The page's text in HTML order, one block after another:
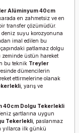
Alüminyum 40cm
en zahmetsiz ve en
transfer çözümüdür.
deniz suyu korozyonuna
imal edilen bu
çapındaki patlamaz dolgu
zeminde üstün hareket
bu teknik Treyler
dümencilerin
ettirmelerine olanak
, yarış ve
40cm Dolgu Tekerlekli
şartlarına uygun
Tekerlekli , paslanmaz
yıllarca ilk günkü